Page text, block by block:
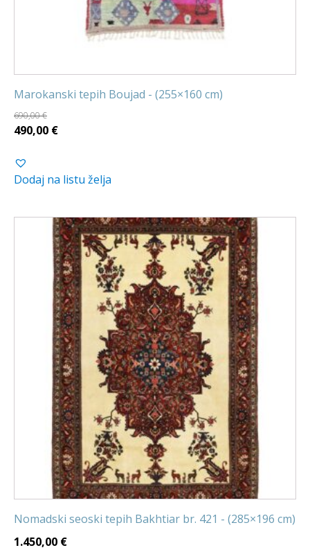
Marokanski tepih Boujad - (255×160 cm)
690,00€
Izvorna
bila
je:
490,00 €Trenutna
490,00 €.
Dodaj na listu želja
Nomadski seoski tepih Bakhtiar br. 421 - (285×196 cm)
1.450,00 €